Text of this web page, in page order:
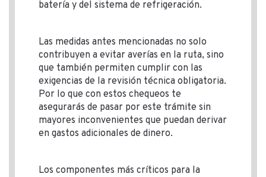
batería y del sistema de refrigeración.
Las medidas antes mencionadas no solo
contribuyen a evitar averías en la ruta, sino
que también permiten cumplir con las
exigencias de la revisión técnica obligatoria.
Por lo que con estos chequeos te
asegurarás de pasar por este trámite sin
mayores inconvenientes que puedan derivar
en gastos adicionales de dinero.
Los componentes más críticos para la